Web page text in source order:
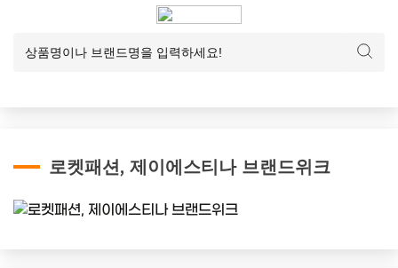
로켓패션, 제이에스티나 브랜드위크